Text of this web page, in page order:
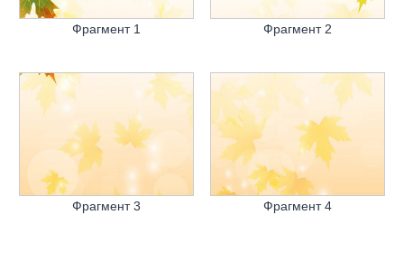
Фрагмент 1 Фрагмент 2
Фрагмент 3 Фрагмент 4